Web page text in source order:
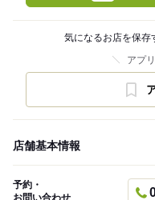
気になるお店を保存
アプ
店舗基本情報
予約・
お問い合わせ